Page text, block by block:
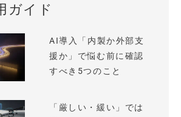
ガイド
AI導入「内製か外部支
援か」で悩む前に確認
すべき5つのこと
「厳しい・緩い」では